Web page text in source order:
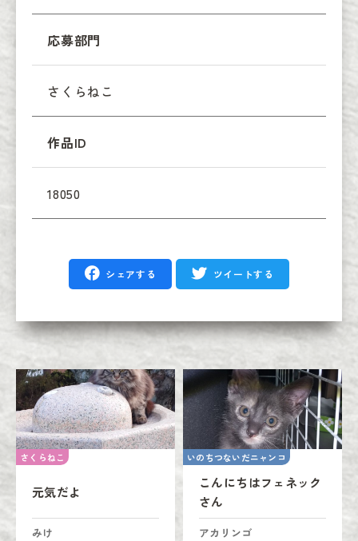
応募部門
さくらねこ
作品ID
18050
シェアする ツイートする
さくらねこ
元気だよ
みけ
いのちつないだニャンコ
こんにちはフェネック
さん
アカリンゴ